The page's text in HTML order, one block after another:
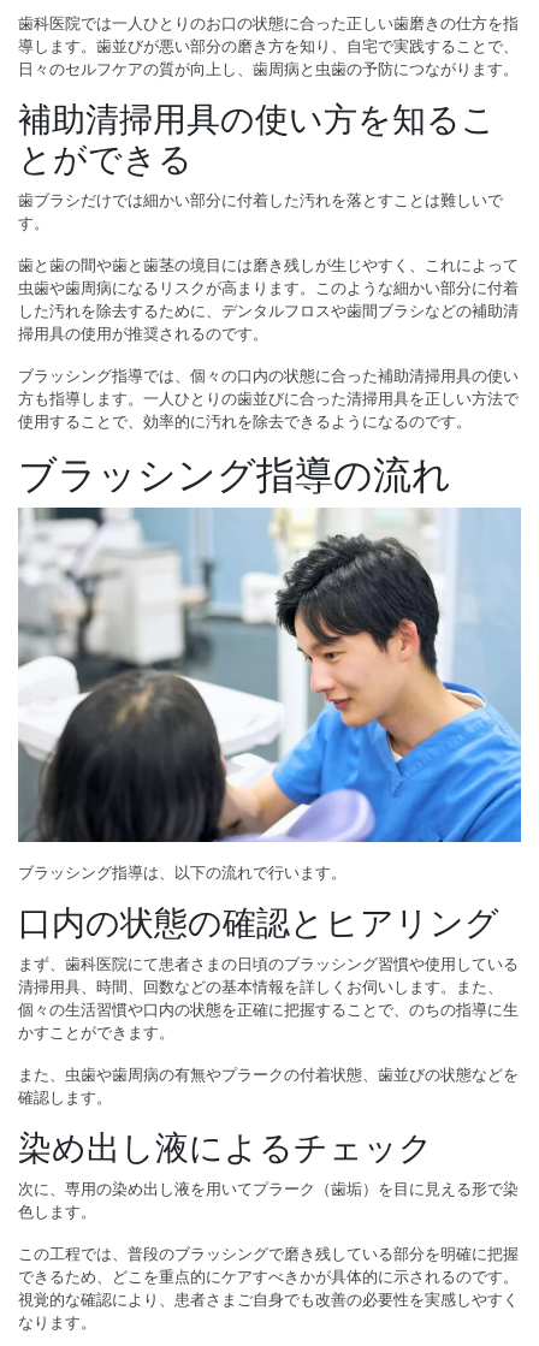
歯科医院では一人ひとりのお口の状態に合った正しい歯磨きの仕方を指
導します。歯並びが悪い部分の磨き方を知り、自宅で実践することで、
日々のセルフケアの質が向上し、歯周病と虫歯の予防につながります。
補助清掃用具の使い方を知るこ
とができる
歯ブラシだけでは細かい部分に付着した汚れを落とすことは難しいで
す。
歯と歯の間や歯と歯茎の境目には磨き残しが生じやすく、これによって
虫歯や歯周病になるリスクが高まります。このような細かい部分に付着
した汚れを除去するために、デンタルフロスや歯間ブラシなどの補助清
掃用具の使用が推奨されるのです。
ブラッシング指導では、個々の口内の状態に合った補助清掃用具の使い
方も指導します。一人ひとりの歯並びに合った清掃用具を正しい方法で
使用することで、効率的に汚れを除去できるようになるのです。
ブラッシング指導の流れ
ブラッシング指導は、以下の流れで行います。
口内の状態の確認とヒアリング
まず、歯科医院にて患者さまの日頃のブラッシング習慣や使用している
清掃用具、時間、回数などの基本情報を詳しくお伺いします。また、
個々の生活習慣や口内の状態を正確に把握することで、のちの指導に生
かすことができます。
また、虫歯や歯周病の有無やプラークの付着状態、歯並びの状態などを
確認します。
染め出し液によるチェック
次に、専用の染め出し液を用いてプラーク（歯垢）を目に見える形で染
色します。
この工程では、普段のブラッシングで磨き残している部分を明確に把握
できるため、どこを重点的にケアすべきかが具体的に示されるのです。
視覚的な確認により、患者さまご自身でも改善の必要性を実感しやすく
なります。